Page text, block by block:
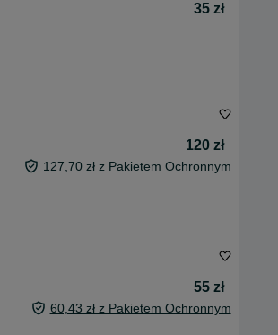
35 zł
120 zł
127,70 zł z Pakietem Ochronnym
55 zł
60,43 zł z Pakietem Ochronnym